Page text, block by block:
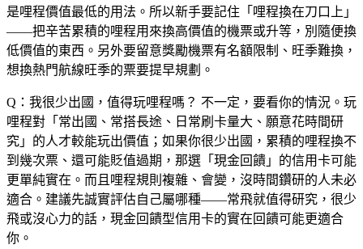
是哩程價值最低的用法。所以新手要記住「哩程換在刀口上」
——把辛苦累積的哩程用來換高價值的機票或升等，別隨便換
低價值的東西。另外要留意獎勵機票有名額限制、旺季難換，
想換熱門航線旺季的票要提早規劃。
Q：我很少出國，值得玩哩程嗎？ 不一定，要看你的情況。玩
哩程對「常出國、常搭長途、日常刷卡量大、願意花時間研
究」的人才較能玩出價值；如果你很少出國，累積的哩程換不
到幾次票、還可能貶值過期，那選「現金回饋」的信用卡可能
更單純實在。而且哩程規則複雜、會變，沒時間鑽研的人未必
適合。建議先誠實評估自己屬哪種——常飛就值得研究，很少
飛或沒心力的話，現金回饋型信用卡的實在回饋可能更適合
你。